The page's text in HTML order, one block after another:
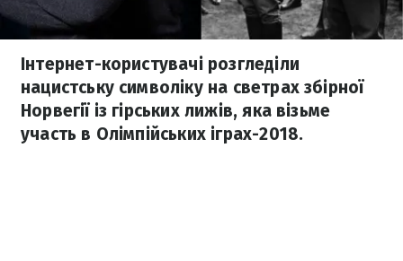
Інтернет-користувачі розгледіли
нацистську символіку на светрах збірної
Норвегії із гірських лижів, яка візьме
участь в Олімпійських іграх-2018.